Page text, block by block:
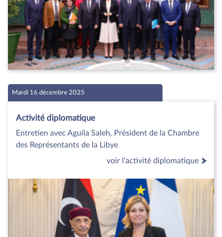
Mardi 16 décembre 2025
Activité diplomatique
Entretien avec Aguila Saleh, Président de la Chambre
des Représentants de la Libye
voir l'activité diplomatique